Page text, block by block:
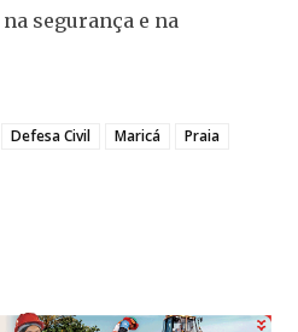
segurança e na
Defesa Civil Maricá Praia